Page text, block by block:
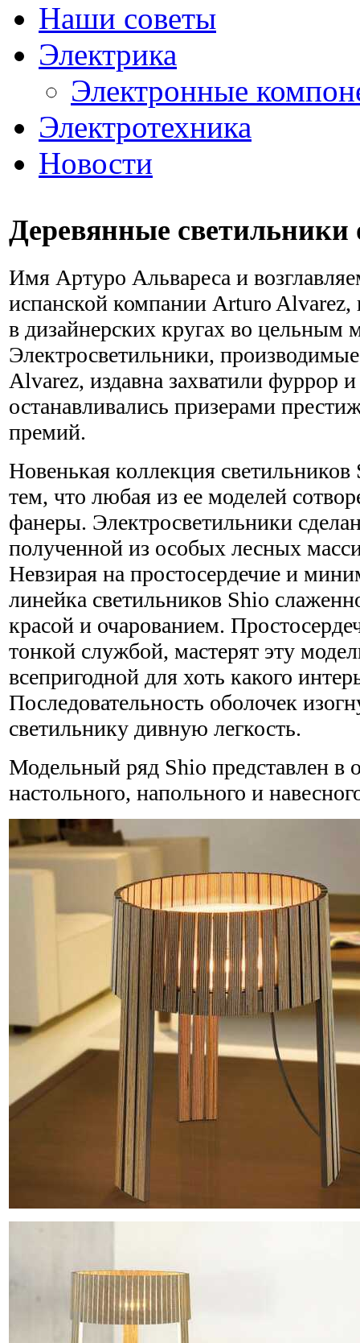
Наши советы
Электрика
Электронные
Электротехника
Новости
Деревянные
Имя Артуро Альвареса и
испанской компании Arturo Alvarez,
в дизайнерских кругах во цельным
Электросветильники,
Alvarez, издавна захватили фуррор
останавливались призерами
премий.
Новенькая коллекция светильников
тем, что любая из ее моделей
фанеры. Электросветильники
полученной из особых лесных
Невзирая на простосердечие и
линейка светильников Shio
красой и очарованием.
тонкой службой, мастерят эту
всепригодной для хоть какого
Последовательность оболочек
светильнику дивную легкость.
Модельный ряд Shio представлен в
настольного, напольного и